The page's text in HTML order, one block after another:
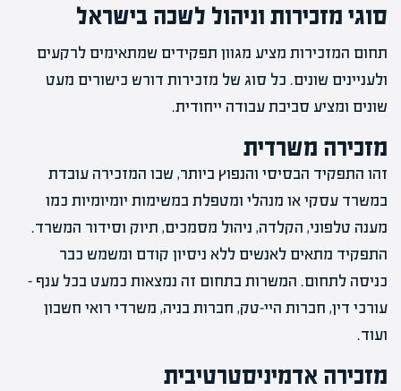
סוגי מזכירות וניהול לשכה בישראל
תחום המזכירות מציע מגוון תפקידים שמתאימים לרקעים
ולעניינים שונים. כל סוג של מזכירות דורש כישורים מעט
שונים ומציע סביבת עבודה ייחודית.
מזכירה משרדית
זהו התפקיד הבסיסי והנפוץ ביותר, שבו המזכירה עובדת
במשרד עסקי או מנהלי ומטפלת במשימות יומיומיות כמו
מענה טלפוני, הקלדה, ניהול מסמכים, תיוק וסידור המשרד.
התפקיד מתאים לאנשים ללא ניסיון קודם ומשמש כבר
כניסה לתחום. המשרות בתחום זה נמצאות כמעט בכל ענף –
עורכי דין, חברות היי-טק, חברות בניה, משרדי רואי חשבון
ועוד.
מזכירה אדמיניסטרטיבית